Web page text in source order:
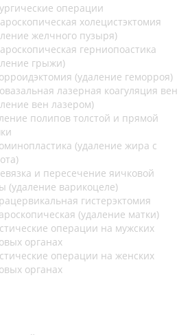
операции
холецистэктомия
желчного пузыря)
герниопоастика
грыжи)
(удаление геморроя)
лазерная коагуляция вен
вен лазером)
полипов толстой и прямой
(удаление жира с
и пересечение яичковой
(удаление варикоцеле)
гистерэктомия
(удаление матки)
операции на мужских
органах
операции на женских
органах